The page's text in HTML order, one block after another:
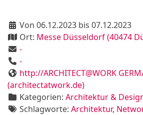
Von 06.12.2023 bis 07.12.2023
Ort: Messe Düsseldorf (40474
-
-
http://ARCHITECT@WORK
(architectatwork.de)
Kategorien: Architektur &
Schlagworte: Architektur,